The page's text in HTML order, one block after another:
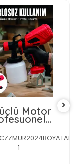
Motor
1